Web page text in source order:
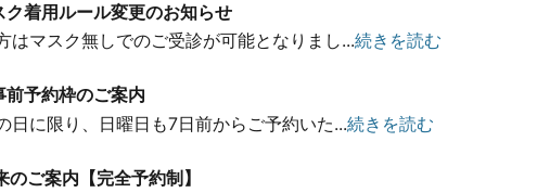
ク着用ルール変更のお知らせ
はマスク無しでのご受診が可能となりまし...続きを読む
前予約枠のご案内
日に限り、日曜日も7日前からご予約いた...続きを読む
のご案内【完全予約制】